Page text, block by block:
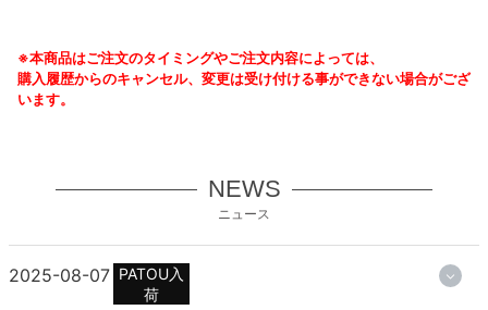
※本商品はご注文のタイミングやご注文内容によっては、
購入履歴からのキャンセル、変更は受け付ける事ができない場合がござ
います。
NEWS
ニュース
2025-08-07 PATOU入
荷